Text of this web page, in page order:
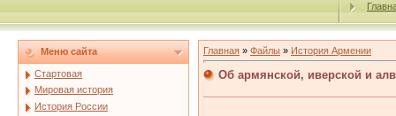
Меню сайта
Стартовая
Мировая история
История России
Главная » Файлы » История Армении
Об армянской, иверской и